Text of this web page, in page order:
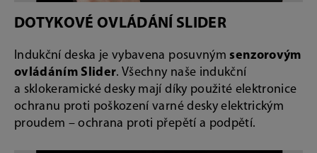
DOTYKOVÉ OVLÁDÁNÍ SLIDER
Indukční deska je vybavena posuvným senzorovým
ovládáním Slider. Všechny naše indukční
a sklokeramické desky mají díky použité elektronice
ochranu proti poškození varné desky elektrickým
proudem – ochrana proti přepětí a podpětí.